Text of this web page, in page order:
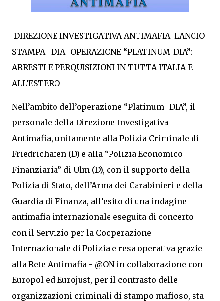
DIREZIONE INVESTIGATIVA ANTIMAFIA LANCIO
STAMPA DIA- OPERAZIONE “PLATINUM-DIA”:
ARRESTI E PERQUISIZIONI IN TUTTA ITALIA E
ALL’ESTERO
Nell’ambito dell’operazione “Platinum- DIA”, il
personale della Direzione Investigativa
Antimafia, unitamente alla Polizia Criminale di
Friedrichafen (D) e alla “Polizia Economico
Finanziaria” di Ulm (D), con il supporto della
Polizia di Stato, dell’Arma dei Carabinieri e della
Guardia di Finanza, all’esito di una indagine
antimafia internazionale eseguita di concerto
con il Servizio per la Cooperazione
Internazionale di Polizia e resa operativa grazie
alla Rete Antimafia - @ON in collaborazione con
Europol ed Eurojust, per il contrasto delle
organizzazioni criminali di stampo mafioso, sta